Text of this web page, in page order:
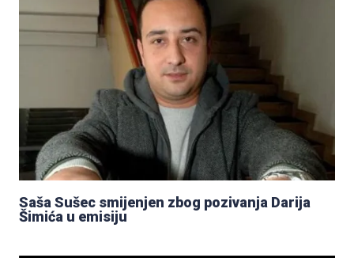
Saša Sušec smijenjen zbog pozivanja Darija
Šimića u emisiju